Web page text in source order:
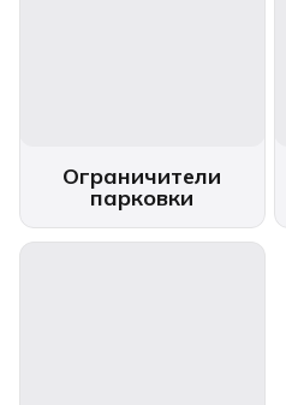
Ограничители
парковки